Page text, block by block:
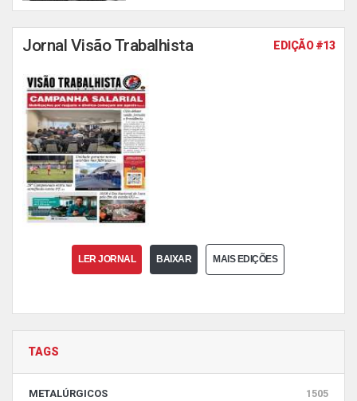
Jornal Visão Trabalhista EDIÇÃO #13
LER JORNAL BAIXAR MAIS EDIÇÕES
TAGS
METALÚRGICOS
1505